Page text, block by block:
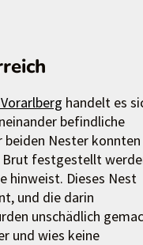
handelt es
befindliche
beiden Nester konnten
festgestellt
hinweist. Dieses Nest
und die darin
unschädlich
und wies keine